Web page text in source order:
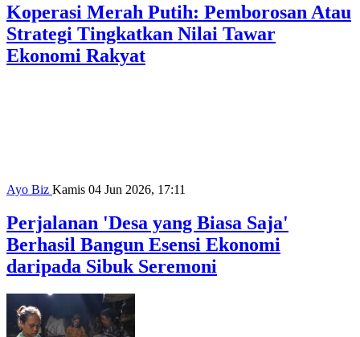
Koperasi Merah Putih: Pemborosan Atau
Strategi Tingkatkan Nilai Tawar
Ekonomi Rakyat
Ayo Biz Kamis 04 Jun 2026, 17:11
Perjalanan 'Desa yang Biasa Saja'
Berhasil Bangun Esensi Ekonomi
daripada Sibuk Seremoni